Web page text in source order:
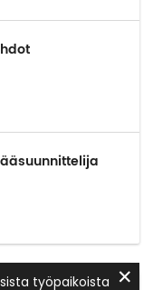
työpaikoista ✕